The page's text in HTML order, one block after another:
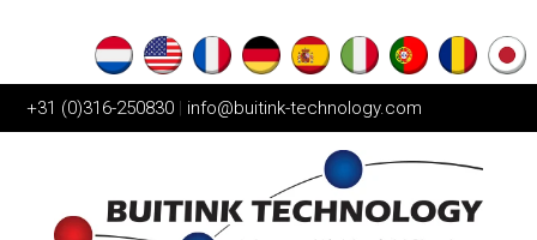
+31 (0)316-250830 | info@buitink-technology.com